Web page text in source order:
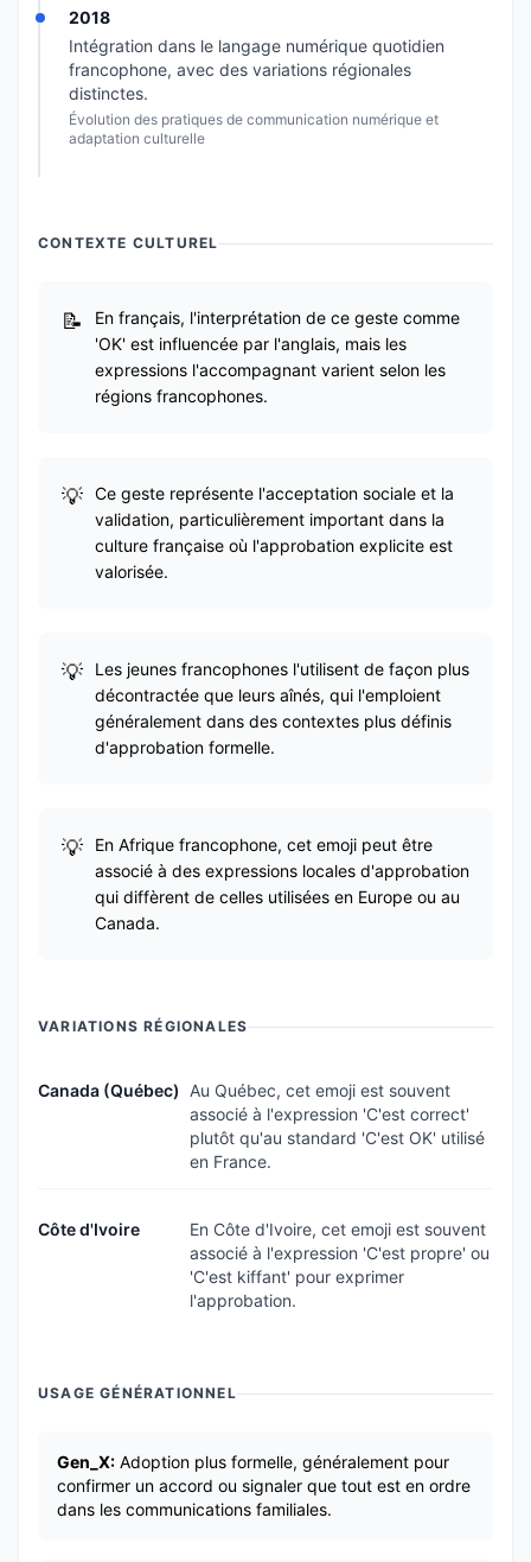
2018
Intégration dans le langage numérique quotidien
francophone, avec des variations régionales
distinctes.
Évolution des pratiques de communication numérique et
adaptation culturelle
CONTEXTE CULTUREL
En français, l'interprétation de ce geste comme
'OK' est influencée par l'anglais, mais les
expressions l'accompagnant varient selon les
régions francophones.
Ce geste représente l'acceptation sociale et la
validation, particulièrement important dans la
culture française où l'approbation explicite est
valorisée.
Les jeunes francophones l'utilisent de façon plus
décontractée que leurs aînés, qui l'emploient
généralement dans des contextes plus définis
d'approbation formelle.
En Afrique francophone, cet emoji peut être
associé à des expressions locales d'approbation
qui diffèrent de celles utilisées en Europe ou au
Canada.
VARIATIONS RÉGIONALES
Canada (Québec)
Au Québec, cet emoji est souvent
associé à l'expression 'C'est correct'
plutôt qu'au standard 'C'est OK' utilisé
en France.
Côte d'Ivoire
En Côte d'Ivoire, cet emoji est souvent
associé à l'expression 'C'est propre' ou
'C'est kiffant' pour exprimer
l'approbation.
USAGE GÉNÉRATIONNEL
Gen_X: Adoption plus formelle, généralement pour
confirmer un accord ou signaler que tout est en ordre
dans les communications familiales.